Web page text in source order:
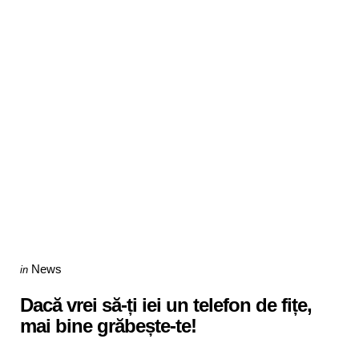
Categories
Posted
in News
Dacă vrei să-ți iei un telefon de fițe,
mai bine grăbește-te!